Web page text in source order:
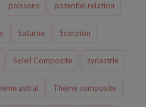
poissons potentiel relation
Saturne Scorpion
Soleil Composite synastrie
astral Thème composite